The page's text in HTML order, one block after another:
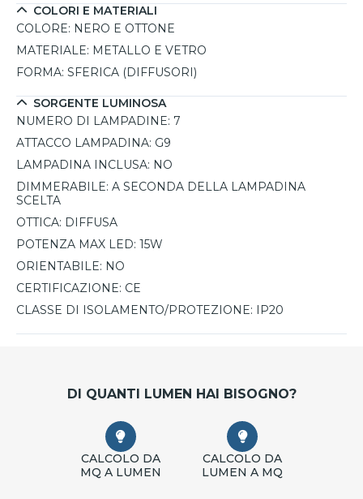
raffinatezza nell’arredo luminoso.
COLORI E MATERIALI
COLORE: NERO E OTTONE
MATERIALE: METALLO E VETRO
FORMA: SFERICA (DIFFUSORI)
SORGENTE LUMINOSA
NUMERO DI LAMPADINE: 7
ATTACCO LAMPADINA: G9
LAMPADINA INCLUSA: NO
DIMMERABILE: A SECONDA DELLA LAMPADINA
SCELTA
OTTICA: DIFFUSA
POTENZA MAX LED: 15W
ORIENTABILE: NO
CERTIFICAZIONE: CE
CLASSE DI ISOLAMENTO/PROTEZIONE: IP20
DI QUANTI LUMEN HAI BISOGNO?
CALCOLO DA
MQ A LUMEN
CALCOLO DA
LUMEN A MQ